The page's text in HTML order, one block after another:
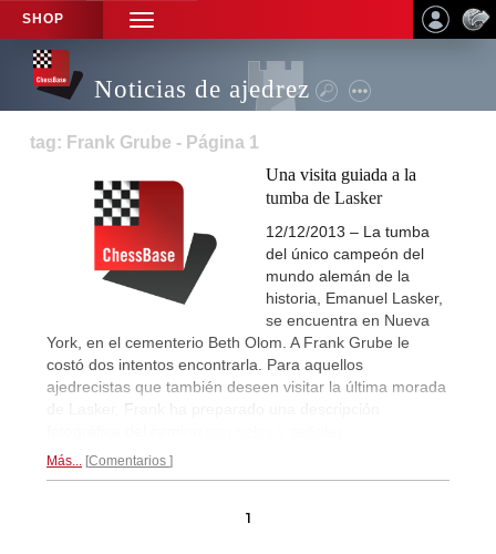
SHOP
TOGGLE
NAVIGATION
Noticias de ajedrez
tag: Frank Grube - Página 1
Una visita guiada a la
tumba de Lasker
12/12/2013 – La tumba
del único campeón del
mundo alemán de la
historia, Emanuel Lasker,
se encuentra en Nueva
York, en el cementerio Beth Olom. A Frank Grube le
costó dos intentos encontrarla. Para aquellos
ajedrecistas que también deseen visitar la última morada
de Lasker, Frank ha preparado una descripción
Más... Comentarios
1